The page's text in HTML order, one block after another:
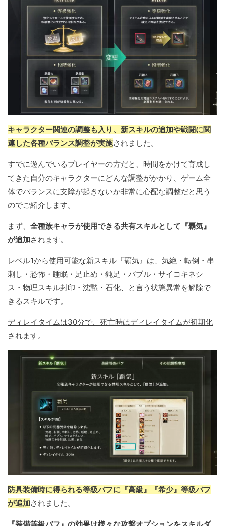
キャラクター関連の調整も入り、新スキルの追加や戦闘に関
連した各種バランス調整が実施されました。
すでに遊んでいるプレイヤーの方だと、時間をかけて育成し
てきた自分のキャラクターにどんな調整がかかり、ゲーム全
体でバランスに支障が起きないか非常に心配な調整だと思う
のでご紹介します。
まず、 全種族キャラが使用できる共有スキルとして『覇気』
が追加されます。
レベル1から使用可能な新スキル『覇気』は、気絶・転倒・串
刺し・恐怖・睡眠・足止め・鈍足・バブル・サイコキネシ
ス・物理スキル封印・沈黙・石化、と言う状態異常を解除で
きるスキルです。
ディレイタイムは30分で、死亡時はディレイタイムが初期化
されます。
防具装備時に得られる等級バフに『高級』『希少』等級バフ
が追加されました。